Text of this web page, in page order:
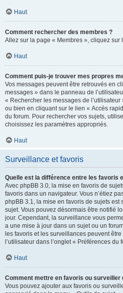
Haut
Comment rechercher des membres ?
Allez sur la page « Membres », cliquez
Haut
Comment puis-je trouver mes propres
Vos messages peuvent être retrouvés en
messages » dans le panneau de
« Rechercher les messages de
ou bien en cliquant sur le lien « Accès
du forum. Pour rechercher vos sujets,
choisissez les paramètres appropriés.
Haut
Surveillance et favoris
Quelle est la différence entre les favoris
Avec phpBB 3.0, la mise en favoris de
favoris dans un navigateur. Vous n’étiez
phpBB 3.1, la mise en favoris de sujets est
sujet. Vous pouvez désormais être notifié
jour. Cependant, la surveillance vous
a une mise à jour dans un sujet ou un
les favoris et les surveillances peuvent
l’utilisateur dans l’onglet « Préférences du
Haut
Comment mettre en favoris ou surveiller
Vous pouvez ajouter aux favoris ou